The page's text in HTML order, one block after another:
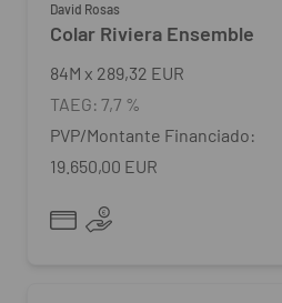
David Rosas
Colar Riviera Ensemble
84M x 289,32 EUR
TAEG: 7,7 %
PVP/Montante Financiado:
19.650,00 EUR